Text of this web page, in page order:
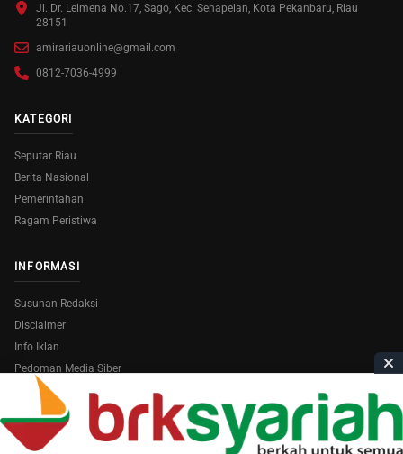
Jl. Dr. Leimena No.17, Sago, Kec. Senapelan, Kota Pekanbaru, Riau
28151
amirariauonline@gmail.com
0812-7036-4999
KATEGORI
Seputar Riau
Berita Nasional
Pemerintahan
Ragam Peristiwa
INFORMASI
Susunan Redaksi
Disclaimer
Info Iklan
Pedoman Media Siber
Copyright © 2026 AmiraRiau.com . All Rights Reserved.